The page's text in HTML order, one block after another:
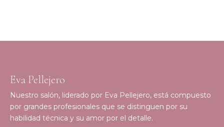
Eva Pellejero
Nuestro salón, liderado por Eva Pellejero, está compuesto
por grandes profesionales que se distinguen por su
habilidad técnica y su amor por el detalle.